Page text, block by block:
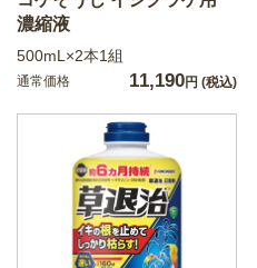
濃縮液
500mL×2本1組
通常価格 11,190円 (税込)